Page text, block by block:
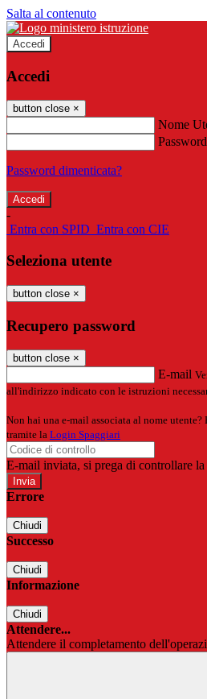
Salta al contenuto
Accedi
Accedi
button close ×
Nome
Password
Password dimenticata?
-
Entra con SPID Entra con CIE
Seleziona utente
button close ×
Recupero password
button close ×
E-mail
all'indirizzo indicato con le istruzioni
Non hai una e-mail associata al nome
tramite la Login Spaggiari
E-mail inviata, si prega di controllare
Errore
Chiudi
Successo
Chiudi
Informazione
Chiudi
Attendere...
Attendere il completamento